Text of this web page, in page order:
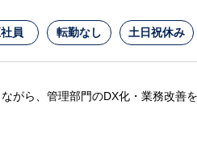
員 転勤なし 土日祝休み
がら、管理部門のDX化・業務改善